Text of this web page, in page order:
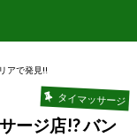
アで発見!!
タイマッサージ
ージ店!? バン